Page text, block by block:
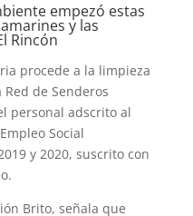
empezó estas
y las
Rincón
procede a la limpieza
de Senderos
personal adscrito al
Social
y 2020, suscrito con
Brito, señala que